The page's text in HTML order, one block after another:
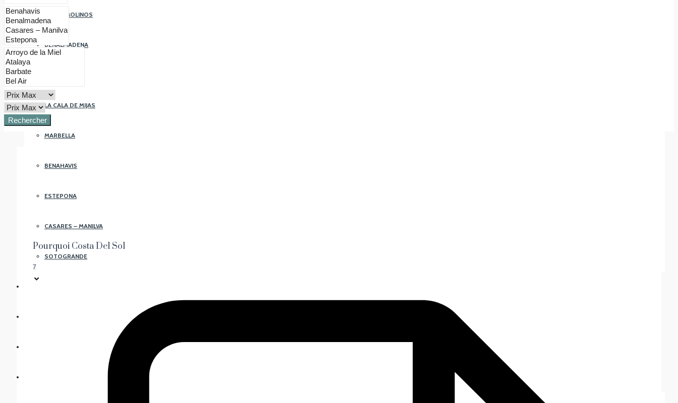
TORREMOLINOS
BENALMADENA
LA CALA DE MIJAS
MARBELLA
BENAHAVIS
ESTEPONA
CASARES – MANILVA
SOTOGRANDE
Rechercher
Pourquoi Costa Del Sol
7